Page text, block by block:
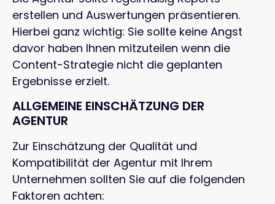
erstellen und Auswertungen präsentieren.
Hierbei ganz wichtig: Sie sollte keine Angst
davor haben Ihnen mitzuteilen wenn die
Content-Strategie nicht die geplanten
Ergebnisse erzielt.
ALLGEMEINE EINSCHÄTZUNG DER
AGENTUR
Zur Einschätzung der Qualität und
Kompatibilität der Agentur mit Ihrem
Unternehmen sollten Sie auf die folgenden
Faktoren achten: